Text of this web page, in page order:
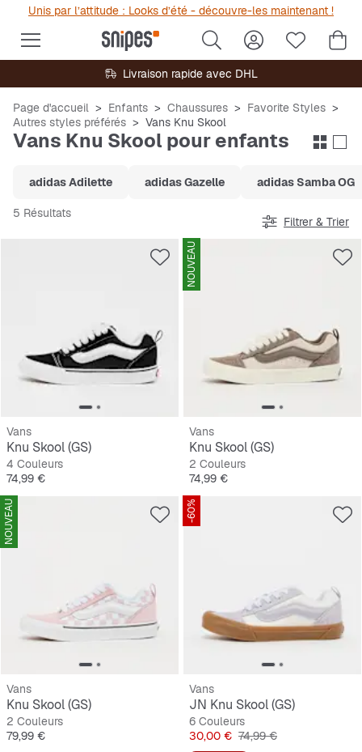
Unis par l’attitude : Looks d’été - découvre-les maintenant !
Livraison rapide avec DHL
Page d'accueil Enfants Chaussures
Favorite Styles
Autres styles préférés
Vans Knu Skool
Vans Knu Skool pour enfants
adidas Adilette adidas Gazelle adidas Samba OG
5 Résultats
Filtrer & Trier
Vans
Knu Skool (GS)
4 Couleurs
Prix
74,99 €
NOUVEAU
Vans
Knu Skool (GS)
2 Couleurs
Prix
74,99 €
NOUVEAU
Vans
Knu Skool (GS)
2 Couleurs
Prix
79,99 €
-60%
Vans
JN Knu Skool (GS)
6 Couleurs
Prix
30,00 € Prix original
74,99 €